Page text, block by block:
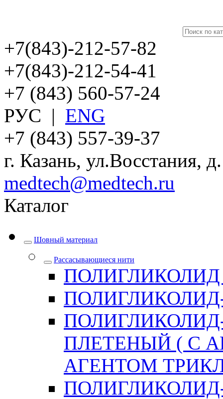
+7(843)-212-57-82
+7(843)-212-54-41
+7 (843) 560-57-24
РУС | ENG
+7 (843) 557-39-37
г. Казань, ул.Восстания,
medtech@medtech.ru
Каталог
Шовный материал
Рассасывающиеся нити
ПЛЕТЕНЫЙ ( С
АГЕНТОМ